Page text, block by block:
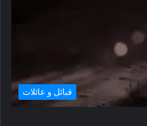
قبائل و عائلات